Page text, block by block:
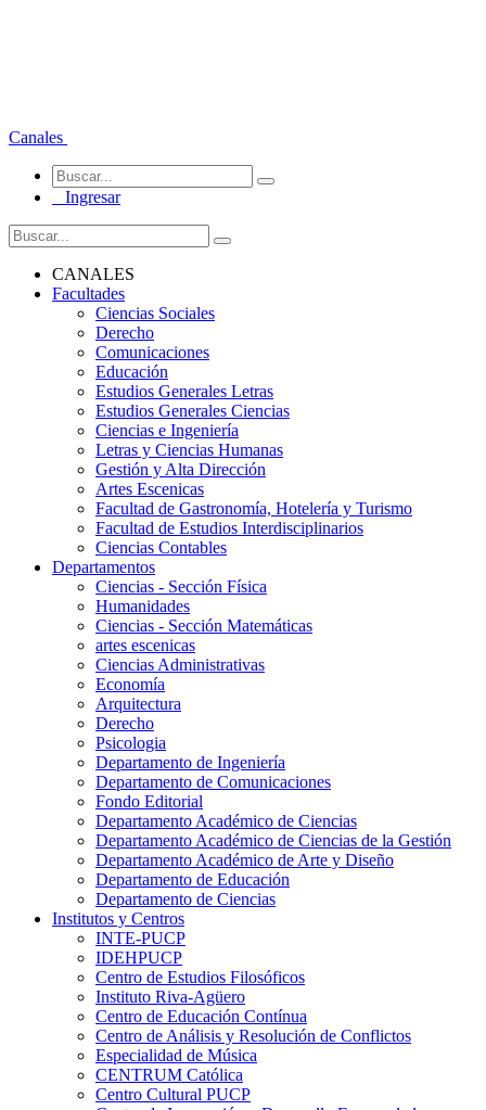
Canales
Ingresar
CANALES
Facultades
Ciencias Sociales
Derecho
Comunicaciones
Educación
Estudios Generales Letras
Estudios Generales Ciencias
Ciencias e Ingeniería
Letras y Ciencias Humanas
Gestión y Alta Dirección
Artes Escenicas
Facultad de Gastronomía, Hotelería y Turismo
Facultad de Estudios Interdisciplinarios
Ciencias Contables
Departamentos
Ciencias - Sección Física
Humanidades
Ciencias - Sección Matemáticas
artes escenicas
Ciencias Administrativas
Economía
Arquitectura
Derecho
Psicologia
Departamento de Ingeniería
Departamento de Comunicaciones
Fondo Editorial
Departamento Académico de Ciencias
Departamento Académico de Ciencias de la Gestión
Departamento Académico de Arte y Diseño
Departamento de Educación
Departamento de Ciencias
Institutos y Centros
INTE-PUCP
IDEHPUCP
Centro de Estudios Filosóficos
Instituto Riva-Agüero
Centro de Educación Contínua
Centro de Análisis y Resolución de Conflictos
Especialidad de Música
CENTRUM Católica
Centro Cultural PUCP